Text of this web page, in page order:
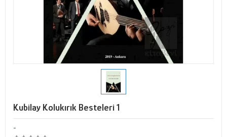
Kubilay Kolukırık Besteleri 1
-